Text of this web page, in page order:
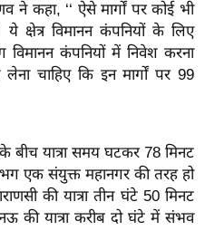
ने कहा, ‘‘ ऐसे मार्गों पर कोई भी
क्षेत्र विमानन कंपनियों के लिए
कंपनियों में निवेश करना
चाहिए कि इन मार्गों पर 99
यात्रा समय घटकर 78 मिनट
एक संयुक्त महानगर की तरह हो
की यात्रा तीन घंटे 50 मिनट
की यात्रा करीब दो घंटे में संभव